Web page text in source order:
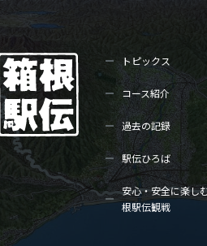
トピックス
コース紹介
過去の記録
駅伝ひろば
安心・安全に楽し
根駅伝観戦